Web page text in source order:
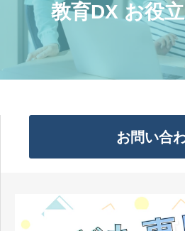
DX診断
教育DX用語集
教育DX お役
お問い合